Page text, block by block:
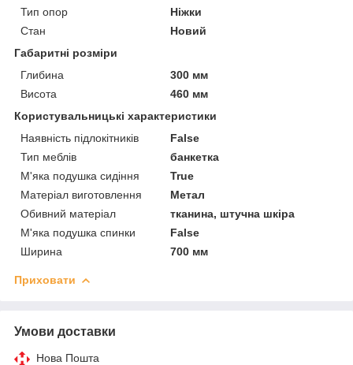
Тип опор
Ніжки
Стан
Новий
Габаритні розміри
Глибина
300 мм
Висота
460 мм
Користувальницькі характеристики
Наявність підлокітників
False
Тип меблів
банкетка
М'яка подушка сидіння
True
Матеріал виготовлення
Метал
Обивний матеріал
тканина, штучна шкіра
М'яка подушка спинки
False
Ширина
700 мм
Приховати
Умови доставки
Нова Пошта